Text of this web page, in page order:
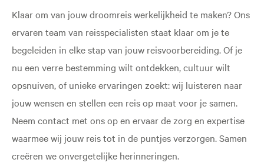
Galápagosarchipel tijdens deze ‘once in a lifetime’-reis.
Klaar om van jouw droomreis werkelijkheid te maken? Ons
ervaren team van reisspecialisten staat klaar om je te
begeleiden in elke stap van jouw reisvoorbereiding. Of je
nu een verre bestemming wilt ontdekken, cultuur wilt
opsnuiven, of unieke ervaringen zoekt: wij luisteren naar
jouw wensen en stellen een reis op maat voor je samen.
Neem contact met ons op en ervaar de zorg en expertise
waarmee wij jouw reis tot in de puntjes verzorgen. Samen
creëren we onvergetelijke herinneringen.